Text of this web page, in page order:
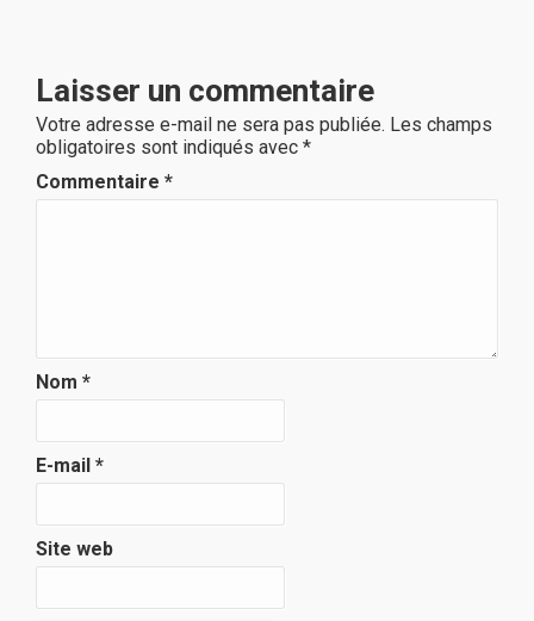
Laisser un commentaire
Votre adresse e-mail ne sera pas publiée. Les champs
obligatoires sont indiqués avec *
Commentaire *
Nom *
E-mail *
Site web